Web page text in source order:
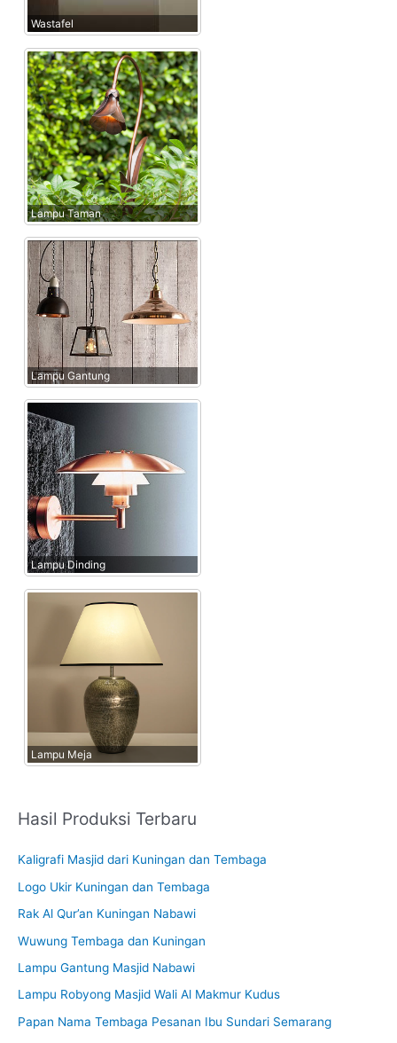
Wastafel
Lampu Taman
Lampu Gantung
Lampu Dinding
Lampu Meja
Hasil Produksi Terbaru
Kaligrafi Masjid dari Kuningan dan Tembaga
Logo Ukir Kuningan dan Tembaga
Rak Al Qur’an Kuningan Nabawi
Wuwung Tembaga dan Kuningan
Lampu Gantung Masjid Nabawi
Lampu Robyong Masjid Wali Al Makmur Kudus
Papan Nama Tembaga Pesanan Ibu Sundari Semarang